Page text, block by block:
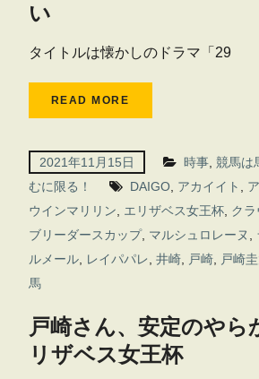
い
タイトルは懐かしのドラマ「29
READ MORE
2021年11月15日 時事, 競馬は
むに限る！
DAIGO, アカイイト
ウインマリリン
エリザベス女王杯, ク
ブリーダースカップ, マルシュロレーヌ
ルメール, レイパパレ 井崎, 戸崎, 戸崎
馬
戸崎さん、安定のやら
リザベス女王杯